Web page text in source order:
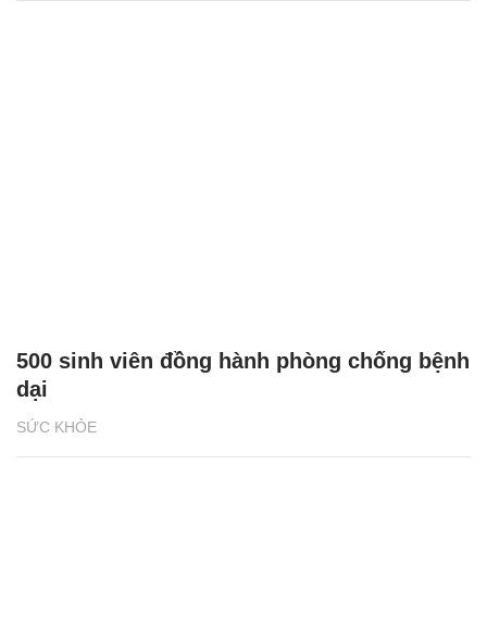
SỨC KHỎE
500 sinh viên đồng hành phòng chống bệnh
dại